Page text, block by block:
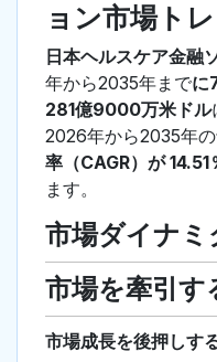
ョン市場ト
日本ヘルスケア金融
年から2035年までに
281億9000万米ドル
2026年から2035年
率（CAGR）が 14.51
ます。
市場ダイナミ
市場を牽引す
市場成長を後押しす